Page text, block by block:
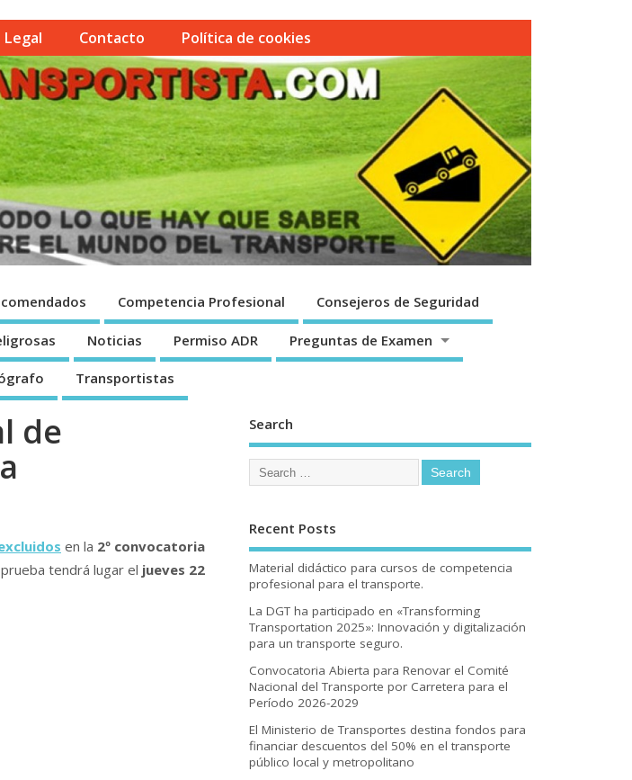
Legal Contacto Polí­tica de cookies
Competencia Profesional Consejeros de Seguridad
Noticias Permiso ADR Preguntas de Examen
Transportistas
de
en la 2º convocatoria
tendrá lugar el jueves 22
Search
Recent Posts
Material didáctico para cursos de competencia
profesional para el transporte.
La DGT ha participado en «Transforming
Transportation 2025»: Innovación y digitalización
para un transporte seguro.
Convocatoria Abierta para Renovar el Comité
Nacional del Transporte por Carretera para el
Período 2026-2029
El Ministerio de Transportes destina fondos para
financiar descuentos del 50% en el transporte
público local y metropolitano